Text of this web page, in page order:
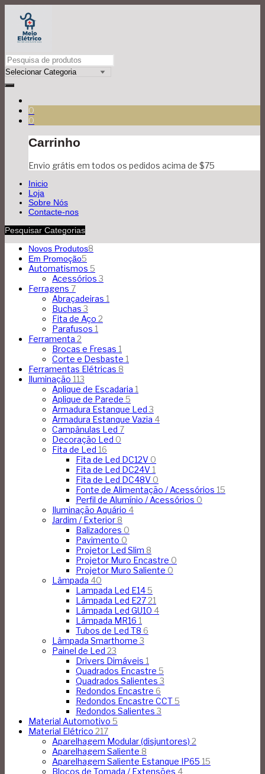
0
0
Carrinho
Envio grátis em todos os pedidos acima de $75
Inicio
Loja
Sobre Nós
Contacte-nos
Pesquisar Categorias
Novos Produtos8
Em Promoção5
Automatismos 5
Acessórios3
Ferragens 7
Abraçadeiras 1
Buchas3
Fita de Aço 2
Parafusos 1
Ferramenta 2
Brocas e Fresas 1
Corte e Desbaste 1
Ferramentas Elétricas 8
Iluminação 113
Aplique de Escadaria 1
Aplique de Parede 5
Armadura Estanque Led3
Armadura Estanque Vazia 4
Campânulas Led 7
Decoração Led 0
Fita de Led 16
Fita de Led DC12V 0
Fita de Led DC24V 1
Fita de Led DC48V 0
Fonte de Alimentação / Acessórios 15
Perfil de Alumínio / Acessórios 0
Iluminação Aquário 4
Jardim / Exterior 8
Balizadores 0
Pavimento 0
Projetor Led Slim 8
Projetor Muro Encastre 0
Projetor Muro Saliente 0
Lâmpada 40
Lampada Led E145
Lâmpada Led E2721
Lâmpada Led GU10 4
Lâmpada MR16 1
Tubos de Led T8 6
Lâmpada Smarthome3
Painel de Led 23
Drivers Dimáveis 1
Quadrados Encastre 5
Quadrados Salientes3
Redondos Encastre 6
Redondos Encastre CCT5
Redondos Salientes3
Material Automotivo 5
Material Elétrico 217
Aparelhagem Modular (disjuntores) 2
Aparelhagem Saliente 8
Aparelhagem Saliente Estanque IP65 15
Blocos de Tomada / Extensões 4